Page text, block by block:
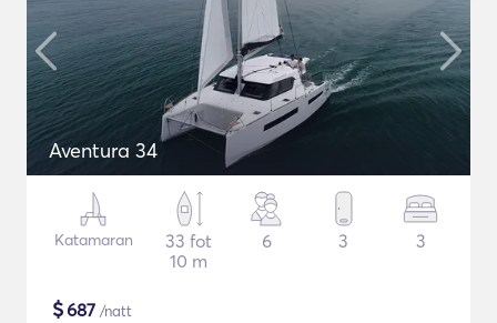
Aventura 34
Katamaran
33 fot
10 m
6 3 3
$687 /natt